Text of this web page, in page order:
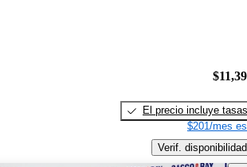
El precio incluye tasas
$201/mes
Verif. disponibilidad